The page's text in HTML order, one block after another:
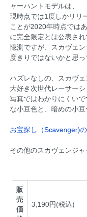
ャーハントモデルは、
現時点では1度しかリリ
ことが2020年時点では
に完全限定とは公表され
憶測ですが、スカヴェ
度きりではないかと思っ
ハズレなしの、スカヴ
大好き次世代レーサーシ
写真ではわかりにくい
な小豆色と、暗めの小豆
お宝探し（Scavenger)
その他のスカヴェンジ
販
売
価
3,190円(税込)